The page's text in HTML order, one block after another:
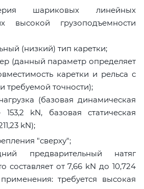
шариковых линейных
высокой грузоподъемности
(низкий) тип каретки;
(данный параметр определяет
каретки и рельса с
требуемой точности);
(базовая динамическая
kN, базовая статическая
kN);
"сверху";
предварительный натяг
составляет от 7,66 kN до 10,724
требуется высокая